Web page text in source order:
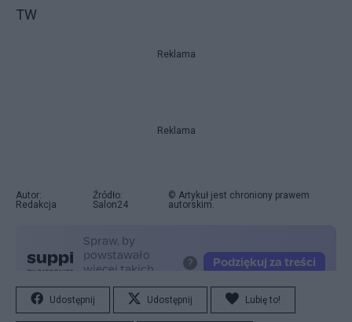
TW
Reklama
Reklama
Autor:
Redakcja
Źródło:
Salon24
© Artykuł jest chroniony prawem
autorskim.
Udostępnij Udostępnij Lubię to!